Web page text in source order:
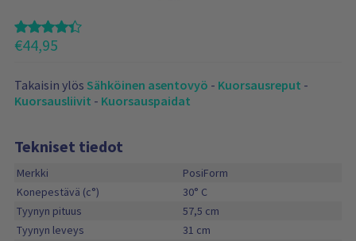
€44,95
Takaisin ylös Sähköinen asentovyö - Kuorsausreput -
Kuorsausliivit - Kuorsauspaidat
Tekniset tiedot
Merkki
PosiForm
Konepestävä (c°)
30° C
Tyynyn pituus
57,5 cm
Tyynyn leveys
31 cm